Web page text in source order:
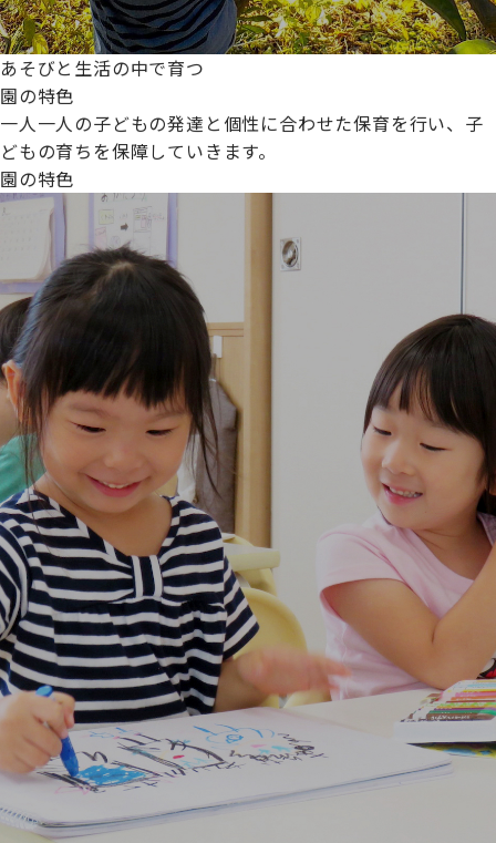
あそびと生活の中で育つ
園の特色
一人一人の子どもの発達と個性に合わせた保育を行い、子
どもの育ちを保障していきます。
園の特色